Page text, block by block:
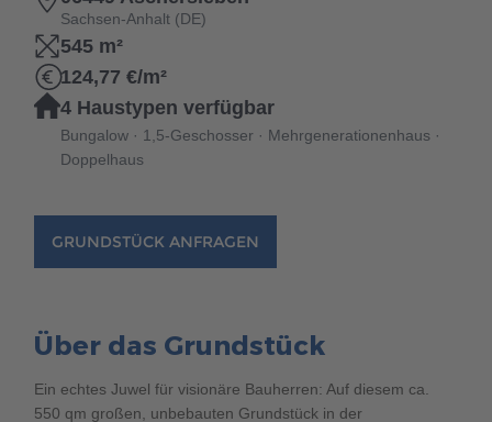
Brauchen Sie Hilfe?
038221 4000
MUSTERHAUS FINDEN
Sachsen-Anhalt (DE)
545 m²
124,77 €/m²
4 Haustypen verfügbar
Bungalow · 1,5-Geschosser · Mehrgenerationenhaus ·
Doppelhaus
GRUNDSTÜCK ANFRAGEN
Über das Grundstück
Ein echtes Juwel für visionäre Bauherren: Auf diesem ca.
550 qm großen, unbebauten Grundstück in der